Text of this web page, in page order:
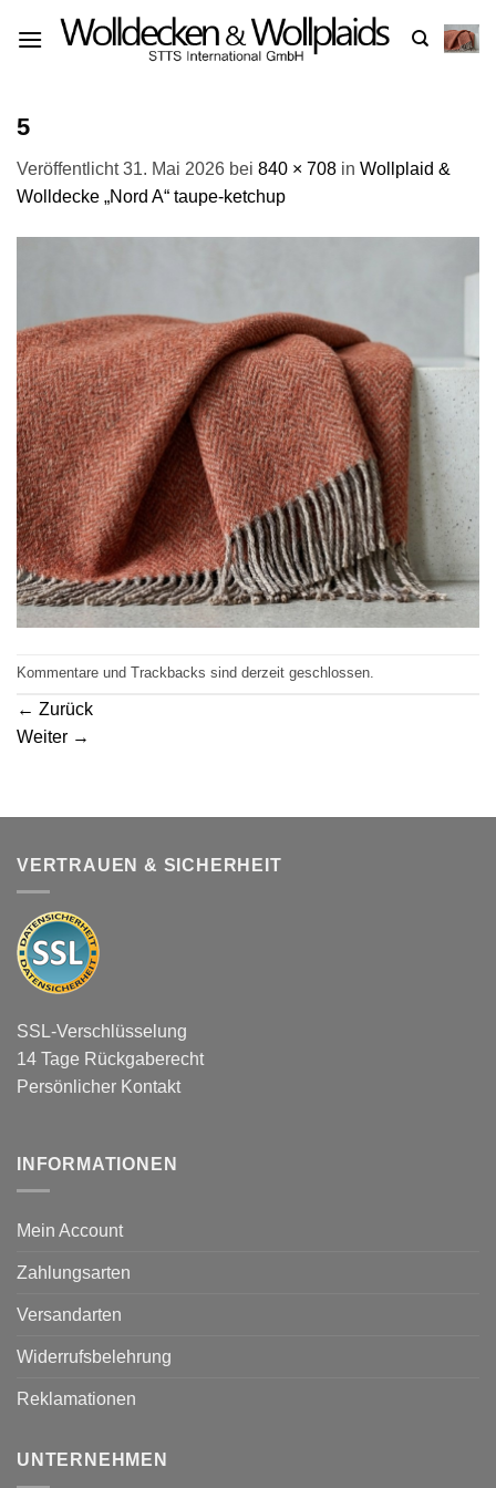
Inhalt
5
Veröffentlicht31. Mai 2026 bei 840 × 708 in Wollplaid &
Wolldecke „Nord A“ taupe-ketchup
Kommentare und Trackbacks sind derzeit geschlossen.
← Zurück
Weiter →
VERTRAUEN & SICHERHEIT
SSL-Verschlüsselung
14 Tage Rückgaberecht
Persönlicher Kontakt
INFORMATIONEN
Mein Account
Zahlungsarten
Versandarten
Widerrufsbelehrung
Reklamationen
UNTERNEHMEN